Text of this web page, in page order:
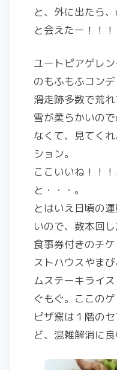
と、外に出たら
と会えたー！！！
ユートピアゲレ
のもふもふコンデ
滑走跡多数で荒れ
雪が柔らかいの
なくて、見てく
ション。
ここいいね！！
と・・・。
とはいえ日頃の
いので、数本回
食事券付きのチ
ストハウスやま
ムステーキライ
ぐもぐ。ここのゲ
ピザ窯は１階の
ど、混雑解消に良